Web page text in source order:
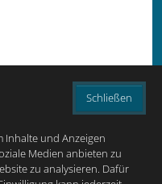
Schließen
Inhalte und Anzeigen
Medien anbieten zu
zu analysieren. Dafür